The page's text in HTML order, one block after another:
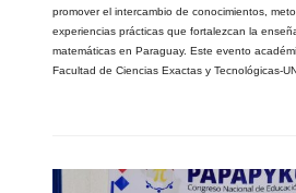
promover el intercambio de conocimientos,
experiencias prácticas que fortalezcan la
matemáticas en Paraguay. Este evento
Facultad de Ciencias Exactas y Tecnológicas-